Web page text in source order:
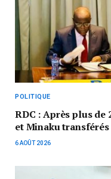
POLITIQUE
RDC : Après plus de
et Minaku
6 AOÛT 2026